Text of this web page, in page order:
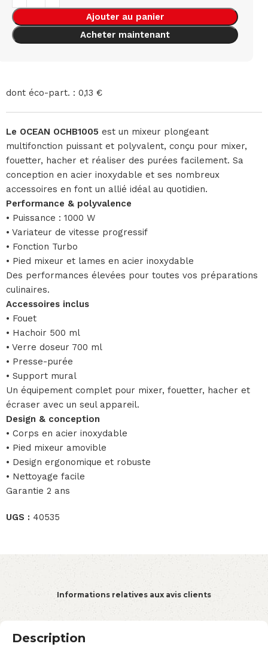
Ajouter au panier
Acheter maintenant
dont éco-part. : 0,13 €
Le OCEAN OCHB1005 est un mixeur plongeant
multifonction puissant et polyvalent, conçu pour mixer,
fouetter, hacher et réaliser des purées facilement. Sa
conception en acier inoxydable et ses nombreux
accessoires en font un allié idéal au quotidien.
Performance & polyvalence
• Puissance : 1000 W
• Variateur de vitesse progressif
• Fonction Turbo
• Pied mixeur et lames en acier inoxydable
Des performances élevées pour toutes vos préparations
culinaires.
Accessoires inclus
• Fouet
• Hachoir 500 ml
• Verre doseur 700 ml
• Presse-purée
• Support mural
Un équipement complet pour mixer, fouetter, hacher et
écraser avec un seul appareil.
Design & conception
• Corps en acier inoxydable
• Pied mixeur amovible
• Design ergonomique et robuste
• Nettoyage facile
Garantie 2 ans
UGS : 40535
Informations relatives aux avis clients
Description